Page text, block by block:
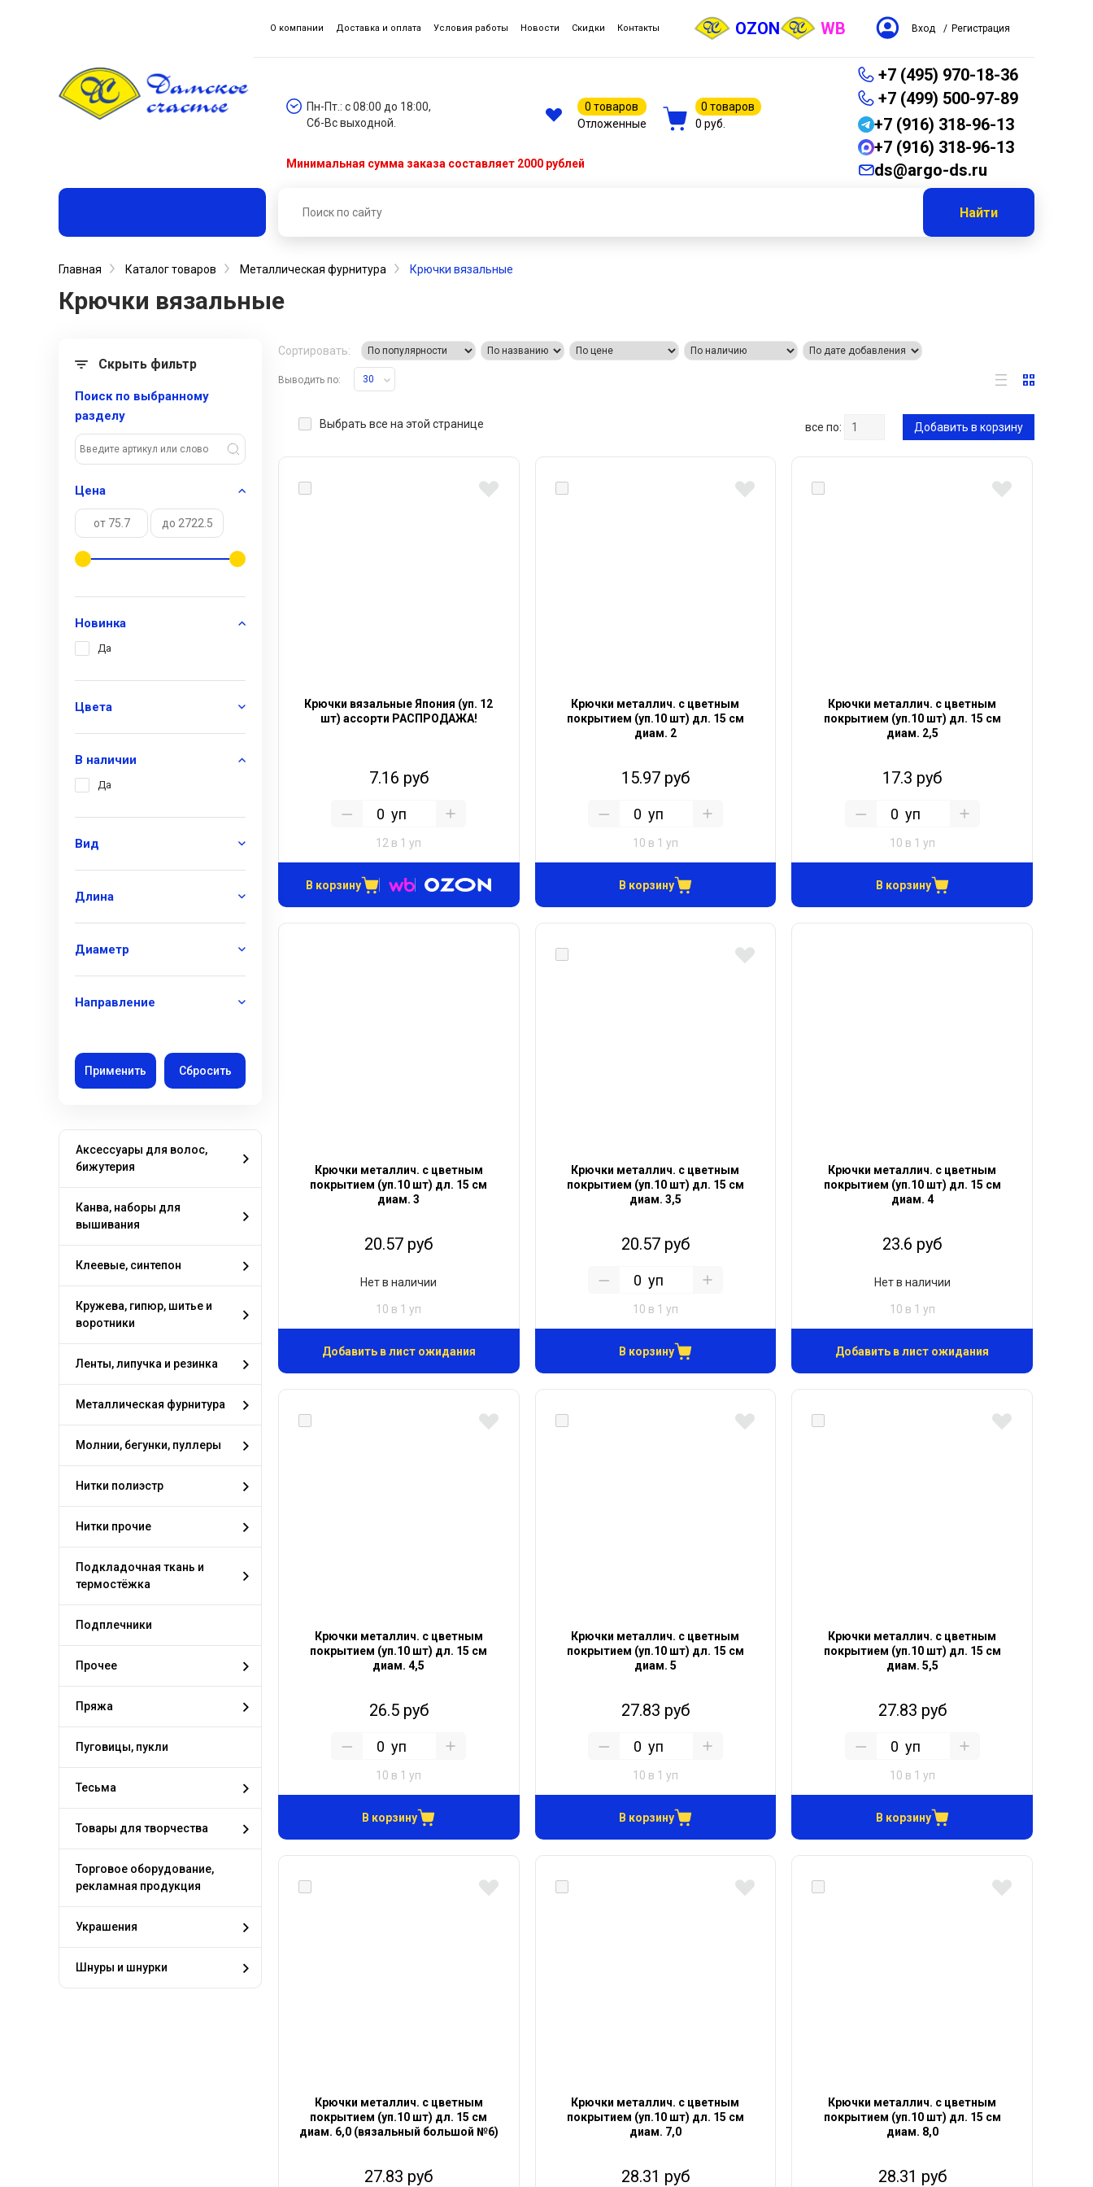
О компании Доставка и оплата Условия работы Новости Скидки Контакты OZON WB Вход / Регистрация
Пн-Пт.: с 08:00 до 18:00,
Сб-Вс выходной.
0 товаров
Отложенные
0 товаров
0 руб.
+7 (495) 970-18-36
+7 (499) 500-97-89
+7 (916) 318-96-13
+7 (916) 318-96-13
ds@argo-ds.ru
Минимальная сумма заказа составляет 2000 рублей
Найти
Главная Каталог товаров Металлическая фурнитура Крючки вязальные
Крючки вязальные
Скрыть фильтр
Поиск по выбранному
разделу
Цена
Новинка
Да
Цвета
В наличии
Да
Вид
Длина
Диаметр
Направление
Аксессуары для волос,
бижутерия
Канва, наборы для
вышивания
Клеевые, синтепон
Кружева, гипюр, шитье и
воротники
Ленты, липучка и резинка
Металлическая фурнитура
Молнии, бегунки, пуллеры
Нитки полиэстр
Нитки прочие
Подкладочная ткань и
термостёжка
Подплечники
Прочее
Пряжа
Пуговицы, пукли
Тесьма
Товары для творчества
Торговое оборудование,
рекламная продукция
Украшения
Шнуры и шнурки
Сортировать:
Выводить по: 30
Выбрать все на этой странице все по: Добавить в корзину
Крючки вязальные Япония (уп. 12
шт) ассорти РАСПРОДАЖА!
7.16 руб
уп
12 в 1 уп
В корзину
Крючки металлич. с цветным
покрытием (уп.10 шт) дл. 15 см
диам. 2
15.97 руб
уп
10 в 1 уп
В корзину
Крючки металлич. с цветным
покрытием (уп.10 шт) дл. 15 см
диам. 2,5
17.3 руб
уп
10 в 1 уп
В корзину
Крючки металлич. с цветным
покрытием (уп.10 шт) дл. 15 см
диам. 3
20.57 руб
Нет в наличии
10 в 1 уп
Добавить в лист ожидания
Крючки металлич. с цветным
покрытием (уп.10 шт) дл. 15 см
диам. 3,5
20.57 руб
уп
10 в 1 уп
В корзину
Крючки металлич. с цветным
покрытием (уп.10 шт) дл. 15 см
диам. 4
23.6 руб
Нет в наличии
10 в 1 уп
Добавить в лист ожидания
Крючки металлич. с цветным
покрытием (уп.10 шт) дл. 15 см
диам. 4,5
26.5 руб
уп
10 в 1 уп
В корзину
Крючки металлич. с цветным
покрытием (уп.10 шт) дл. 15 см
диам. 5
27.83 руб
уп
10 в 1 уп
В корзину
Крючки металлич. с цветным
покрытием (уп.10 шт) дл. 15 см
диам. 5,5
27.83 руб
уп
10 в 1 уп
В корзину
Крючки металлич. с цветным
покрытием (уп.10 шт) дл. 15 см
диам. 6,0 (вязальный большой №6)
27.83 руб
Крючки металлич. с цветным
покрытием (уп.10 шт) дл. 15 см
диам. 7,0
28.31 руб
Крючки металлич. с цветным
покрытием (уп.10 шт) дл. 15 см
диам. 8,0
28.31 руб